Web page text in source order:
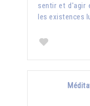
sentir et d'agir
les existences